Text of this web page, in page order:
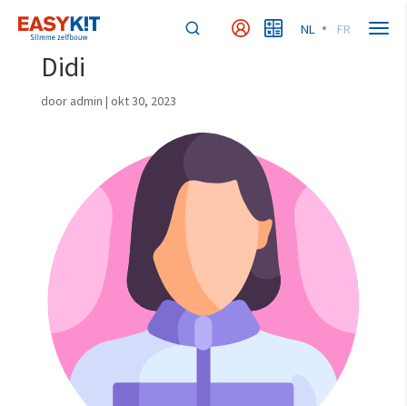
MyEasykitMyBudget
NL FR
Didi
door admin | okt 30, 2023